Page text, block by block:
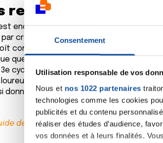
Consentement
Utilisation responsable de vos
Nous et nos 1022 partenaires
technologies comme les cookies
publicités et du contenu
réaliser des études d’audience,
vos données et à leurs finalités.
restent à faire
est encore trop souvent négligée et mal
croire le patient quand il dit qu’il a
continuellement, certaines structures
que ceux-ci ne soient pas remplacés,
cycles des études médicales »,
et nous ne sommes que 200 à
donner les moyens aux médecins qui
de prise en charge des douleurs